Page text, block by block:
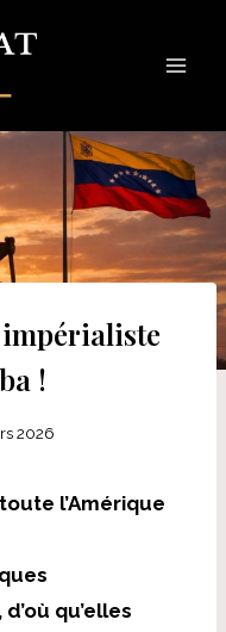
impérialiste
!
2026
l’Amérique
qu’elles